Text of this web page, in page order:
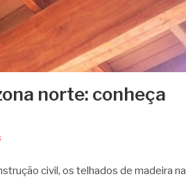
norte: conheça
civil, os telhados de madeira na